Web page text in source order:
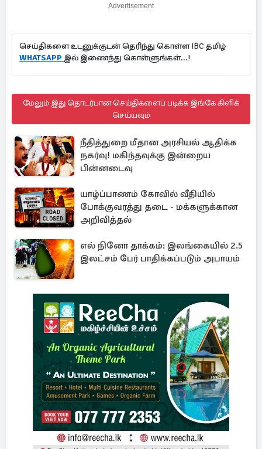
Advertisement
செய்திகளை உடனுக்குடன் தெரிந்து கொள்ள IBC தமிழ்
WHATSAPP இல் இணைந்து கொள்ளுங்கள்...!
மேலும் இது தொடர்பான செய்திகளைப் படிக்க இங்கே கிளிக்
செய்யவும்
நீதித்துறை மீதான அரசியல் ஆதிக்க
நகர்வு! மகிந்தவுக்கு இன்றைய
பின்னடைவு
யாழ்ப்பாணம் கோவில் வீதியில்
போக்குவரத்து தடை - மக்களுக்கான
அறிவித்தல்
எல் நினோ தாக்கம்: இலங்கையில் 2.5
இலட்சம் பேர் பாதிக்கப்படும் அபாயம்